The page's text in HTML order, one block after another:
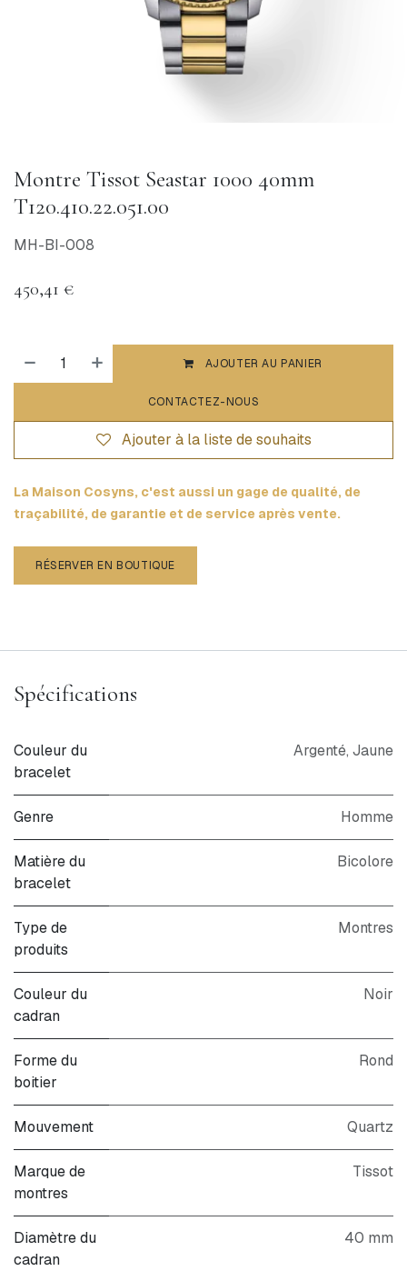
Montre Tissot Seastar 1000 40mm
T120.410.22.051.00
MH-BI-008
450,41 €
AJOUTER AU PANIER
CONTACTEZ-NOUS
Ajouter à la liste de souhaits
La Maison Cosyns, c'est aussi un gage de qualité, de
traçabilité, de garantie et de service après vente.
RÉSERVER EN BOUTIQUE
Spécifications
Couleur du
bracelet
Argenté, Jaune
Genre Homme
Matière du
bracelet
Bicolore
Type de
produits
Montres
Couleur du
cadran
Noir
Forme du
boitier
Rond
Mouvement Quartz
Marque de
montres
Tissot
Diamètre du
cadran
40 mm